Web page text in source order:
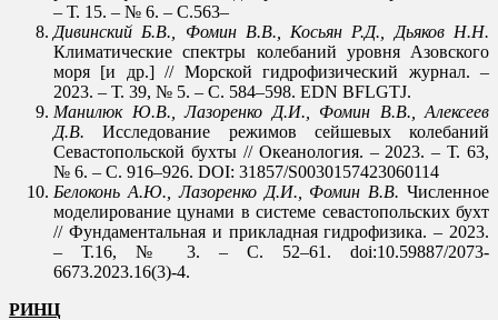
– Т. 15. – № 6. – С.563–
Дивинский Б.В., Фомин В.В., Косьян Р.Д., Дьяков Н.Н.
Климатические спектры колебаний уровня Азовского
моря [и др.] // Морской гидрофизический журнал. –
2023. – Т. 39, № 5. – С. 584–598. EDN BFLGTJ.
Манилюк Ю.В., Лазоренко Д.И., Фомин В.В., Алексеев
Д.В. Исследование режимов сейшевых колебаний
Севастопольской бухты // Океанология. – 2023. – Т. 63,
№ 6. – С. 916–926. DOI: 31857/S0030157423060114
Белоконь А.Ю., Лазоренко Д.И., Фомин В.В. Численное
моделирование цунами в системе севастопольских бухт
// Фундаментальная и прикладная гидрофизика. – 2023.
– Т.16, № 3. – С. 52–61. doi:10.59887/2073-
6673.2023.16(3)-4.
РИНЦ